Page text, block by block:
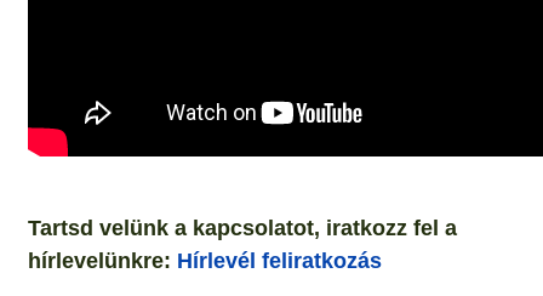
Tartsd velünk a kapcsolatot, iratkozz fel a
hírlevelünkre: Hírlevél feliratkozás